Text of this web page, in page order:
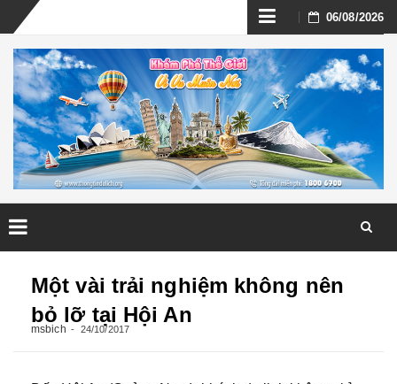
Skip
to
content
06/08/2026
Một vài trải nghiệm không nên
bỏ lỡ tại Hội An
msbich 24/10/2017